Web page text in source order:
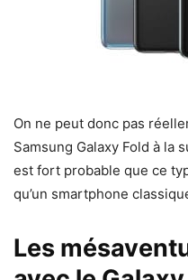
On ne peut donc pas
Samsung Galaxy Fold à la
est fort probable que ce
qu’un smartphone
Les